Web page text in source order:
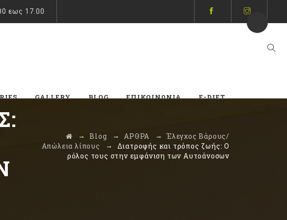
εως 17.00
GALLERY BLOG ΕΠΙΚΟΙΝΩΝΊΑ E-DIET
→ Blog → ΑΡΘΡΑ → Έλεγχος Βάρους/
Απώλεια λίπους → Διατροφής και τρόπος ζωής: O
ρόλος τους στην εμφάνιση των Αυτοάνοσων